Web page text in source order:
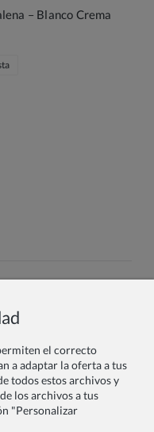
– Blanco Crema
el correcto
a adaptar la oferta a tus
todos estos archivos y
los archivos a tus
"Personalizar